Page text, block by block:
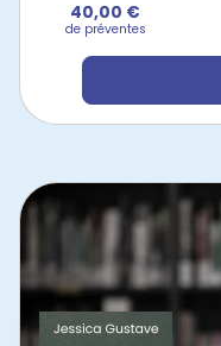
40,00 €
de préventes